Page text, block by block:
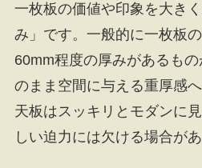
一枚板の価値や印象を大き
み」です。一般的に一枚板
60mm程度の厚みがあるも
のまま空間に与える重厚感
天板はスッキリとモダンに
しい迫力には欠ける場合があ